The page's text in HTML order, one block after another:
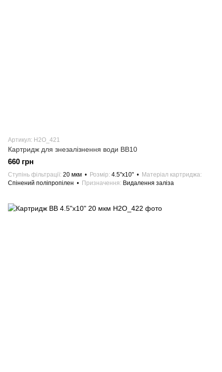
Артикул: H2O_421
Картридж для знезалізнення води ВВ10
660 грн
Ступінь фільтрації 20 мкм Розмір 4.5"х10"
Матеріал картриджа
Спінений поліпропілен
Призначення Видалення заліза